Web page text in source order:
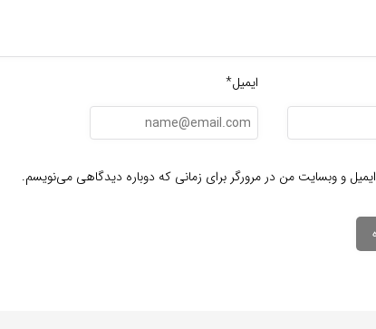
ایمیل*
ایمیل و وبسایت من در مرورگر برای زمانی که دوباره دیدگاهی می‌نویسم.